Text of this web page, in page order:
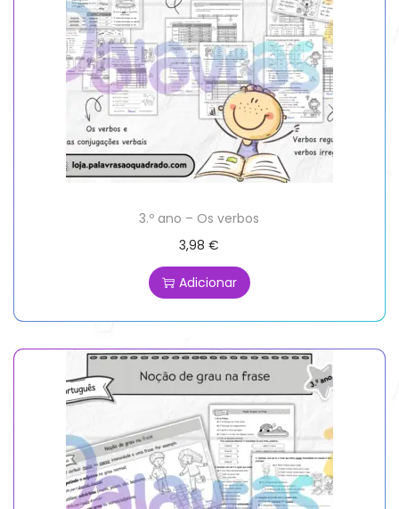
3.º ano – Os verbos
3,98€
Adicionar